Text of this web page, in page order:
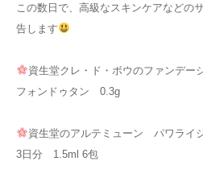
この数日で、高級なスキンケアなどの
告します
資生堂クレ・ド・ボウのファンデー
フォンドゥタン 0.3g
資生堂のアルテミューン パワライ
3日分 1.5ml 6包